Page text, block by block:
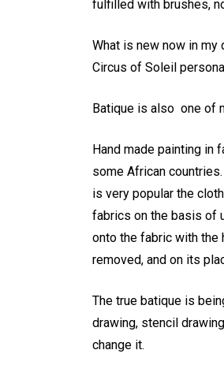
fulfilled with brushes,
What is new now in
Circus of Soleil
Batique is also one of
Hand made painting in
some African
is very popular the
fabrics on the basis of
onto the fabric with the
removed, and on its
The true batique is
drawing, stencil
change it.